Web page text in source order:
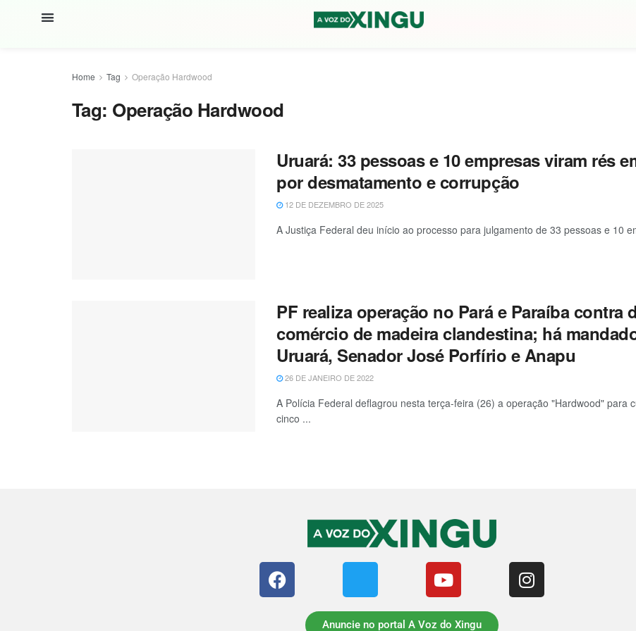
Home Tag Operação Hardwood
Tag: Operação Hardwood
Uruará: 33 pessoas e 10 empresas viram rés
por desmatamento e corrupção
12 DE DEZEMBRO DE 2025
A Justiça Federal deu início ao processo para julgamento de 33 pessoas e 10
PF realiza operação no Pará e Paraíba contra
comércio de madeira clandestina; há
Uruará, Senador José Porfírio e Anapu
26 DE JANEIRO DE 2022
A Polícia Federal deflagrou nesta terça-feira (26) a operação "Hardwood" para
cinco ...
Anuncie no portal A Voz do Xingu